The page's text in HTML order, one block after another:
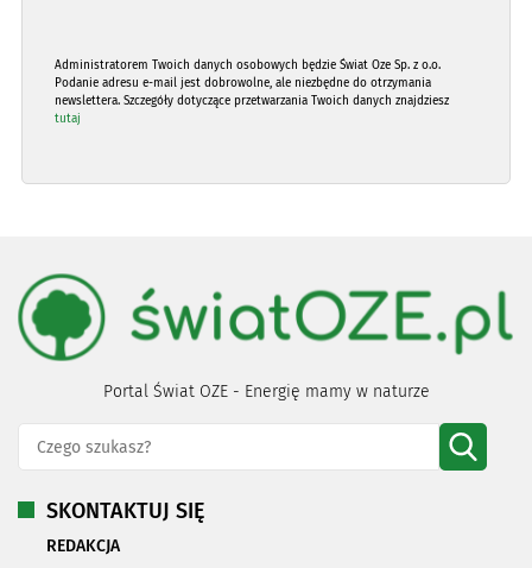
Administratorem Twoich danych osobowych będzie Świat Oze Sp. z o.o.
Podanie adresu e-mail jest dobrowolne, ale niezbędne do otrzymania
newslettera. Szczegóły dotyczące przetwarzania Twoich danych znajdziesz
tutaj
Portal Świat OZE - Energię mamy w naturze
SKONTAKTUJ SIĘ
REDAKCJA